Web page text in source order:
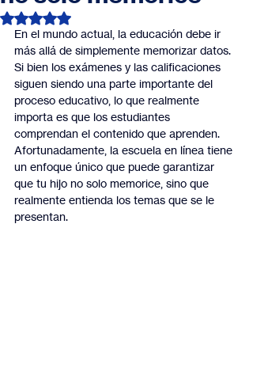
Obtuvo NaN de 5 estrellas.
En el mundo actual, la educación debe ir
más allá de simplemente memorizar datos.
Si bien los exámenes y las calificaciones
siguen siendo una parte importante del
proceso educativo, lo que realmente
importa es que los estudiantes
comprendan el contenido que aprenden.
Afortunadamente, la escuela en línea tiene
un enfoque único que puede garantizar
que tu hijo no solo memorice, sino que
realmente entienda los temas que se le
presentan.